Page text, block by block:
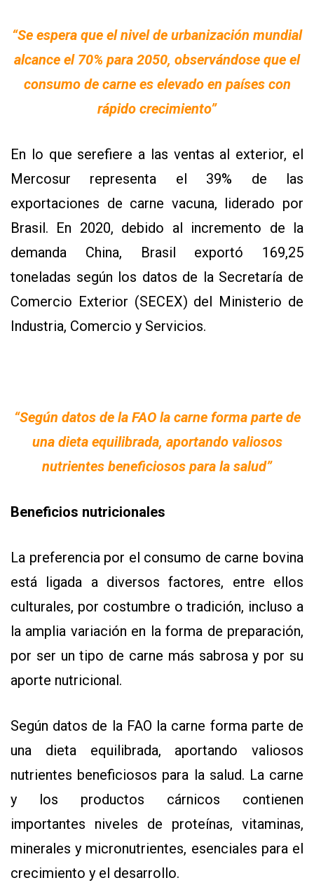
“Se espera que el nivel de urbanización mundial
alcance el 70% para 2050, observándose que el
consumo de carne es elevado en países con
rápido crecimiento”
En lo que serefiere a las ventas al exterior, el
Mercosur representa el 39% de las
exportaciones de carne vacuna, liderado por
Brasil. En 2020, debido al incremento de la
demanda China, Brasil exportó 169,25
toneladas según los datos de la Secretaría de
Comercio Exterior (SECEX) del Ministerio de
Industria, Comercio y Servicios.
“Según datos de la FAO la carne forma parte de
una dieta equilibrada, aportando valiosos
nutrientes beneficiosos para la salud”
Beneficios nutricionales
La preferencia por el consumo de carne bovina
está ligada a diversos factores, entre ellos
culturales, por costumbre o tradición, incluso a
la amplia variación en la forma de preparación,
por ser un tipo de carne más sabrosa y por su
aporte nutricional.
Según datos de la FAO la carne forma parte de
una dieta equilibrada, aportando valiosos
nutrientes beneficiosos para la salud. La carne
y los productos cárnicos contienen
importantes niveles de proteínas, vitaminas,
minerales y micronutrientes, esenciales para el
crecimiento y el desarrollo.